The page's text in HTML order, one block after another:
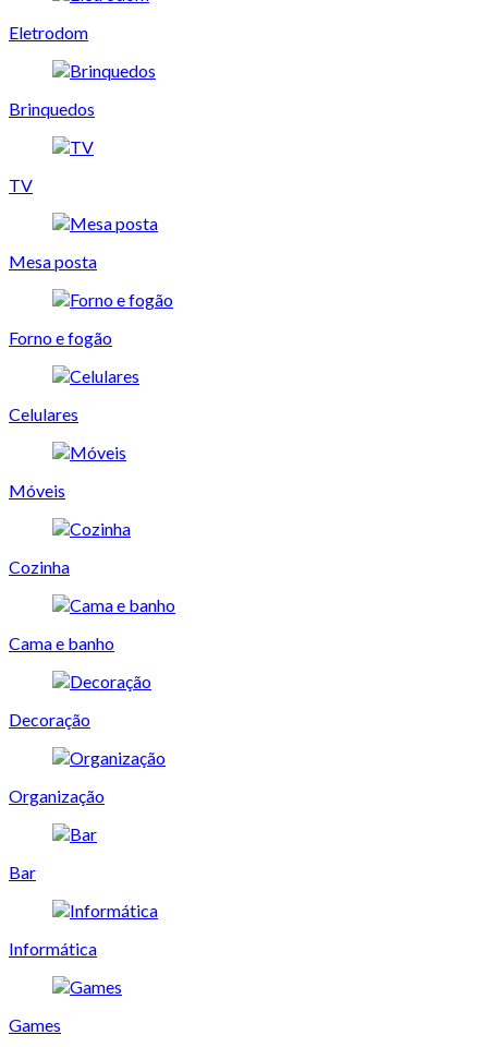
Eletrodom
Brinquedos
TV
Mesa posta
Forno e fogão
Celulares
Móveis
Cozinha
Cama e banho
Decoração
Organização
Bar
Informática
Games